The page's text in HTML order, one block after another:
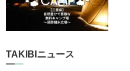
TAKIBIニュース